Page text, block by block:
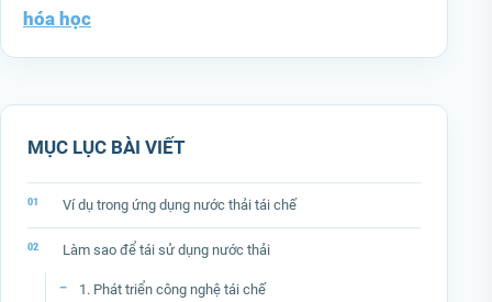
hóa học
MỤC LỤC BÀI VIẾT
Ví dụ trong ứng dụng nước thải tái chế
Làm sao để tái sử dụng nước thải
1. Phát triển công nghệ tái chế